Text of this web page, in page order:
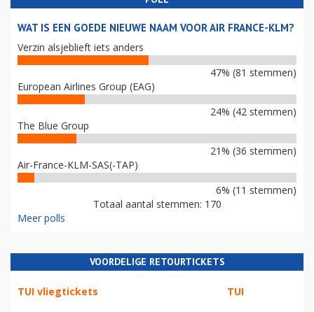
WAT IS EEN GOEDE NIEUWE NAAM VOOR AIR FRANCE-KLM?
Verzin alsjeblieft iets anders
47% (81 stemmen)
European Airlines Group (EAG)
24% (42 stemmen)
The Blue Group
21% (36 stemmen)
Air-France-KLM-SAS(-TAP)
6% (11 stemmen)
Totaal aantal stemmen: 170
Meer polls
VOORDELIGE RETOURTICKETS
TUI vliegtickets TUI